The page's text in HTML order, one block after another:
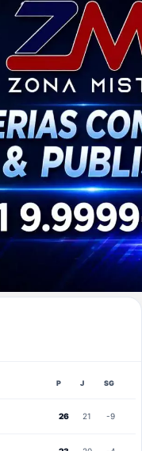
P J SG
26 21 -9